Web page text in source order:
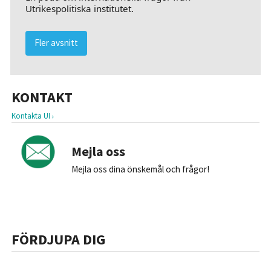
Utrikespolitiska institutet.
Fler avsnitt
KONTAKT
Kontakta UI
Mejla oss
Mejla oss dina önskemål och frågor!
FÖRDJUPA DIG